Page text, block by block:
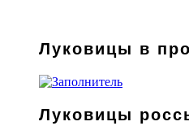
Луковицы в
Луковицы